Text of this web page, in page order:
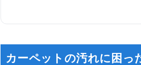
カーペットの汚れに困っ